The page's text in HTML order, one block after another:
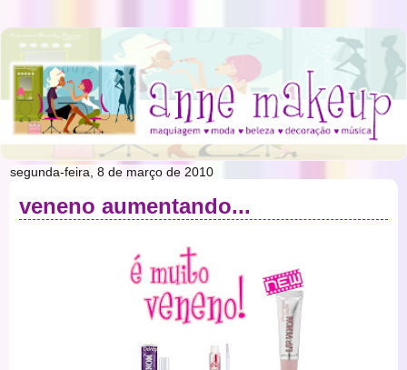
segunda-feira, 8 de março de 2010
veneno aumentando...